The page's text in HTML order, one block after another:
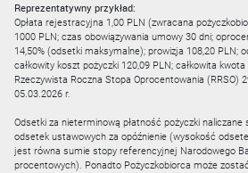
Reprezentatywny przykład:
Opłata rejestracyjna 1,00 PLN (zwracana
1000 PLN; czas obowiązywania umowy 30 dni;
14,50% (odsetki maksymalne); prowizja 108,20 PLN;
całkowity koszt pożyczki 120,09 PLN; całkowita
Rzeczywista Roczna Stopa Oprocentowania (RRSO)
05.03.2026 r.
Odsetki za nieterminową płatność pożyczki
odsetek ustawowych za opóźnienie (wysokość
jest równa sumie stopy referencyjnej Narodowego
procentowych). Ponadto Pożyczkobiorca może